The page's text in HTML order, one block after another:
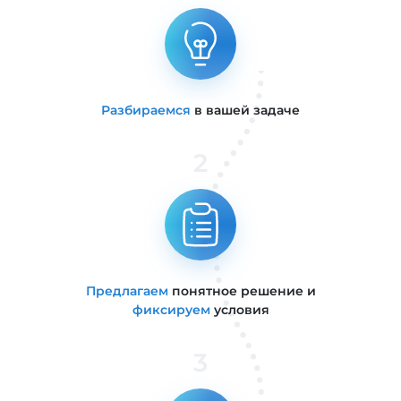
Разбираемся в вашей задаче
Предлагаемпонятное решение и
фиксируемусловия